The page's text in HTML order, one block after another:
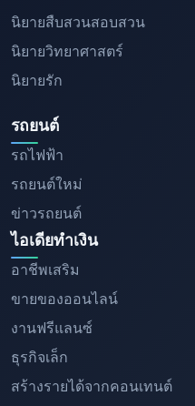
นิยายสืบสวนสอบสวน
นิยายวิทยาศาสตร์
นิยายรัก
รถยนต์
รถไฟฟ้า
รถยนต์ใหม่
ข่าวรถยนต์
ไอเดียทำเงิน
อาชีพเสริม
ขายของออนไลน์
งานฟรีแลนซ์
ธุรกิจเล็ก
สร้างรายได้จากคอนเทนต์